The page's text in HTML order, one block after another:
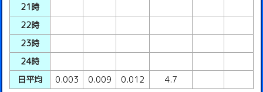
21時
22時
23時
24時
日平均
0.003 0.009 0.012
4.7